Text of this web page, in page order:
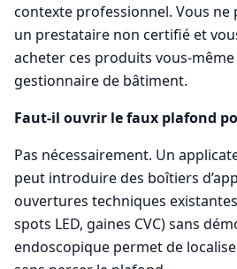
contexte professionnel. Vous ne
un prestataire non certifié et
acheter ces produits vous-
gestionnaire de bâtiment.
Faut-il ouvrir le faux plafond
Pas nécessairement. Un
peut introduire des boîtiers
ouvertures techniques
spots LED, gaines CVC) sans
endoscopique permet de